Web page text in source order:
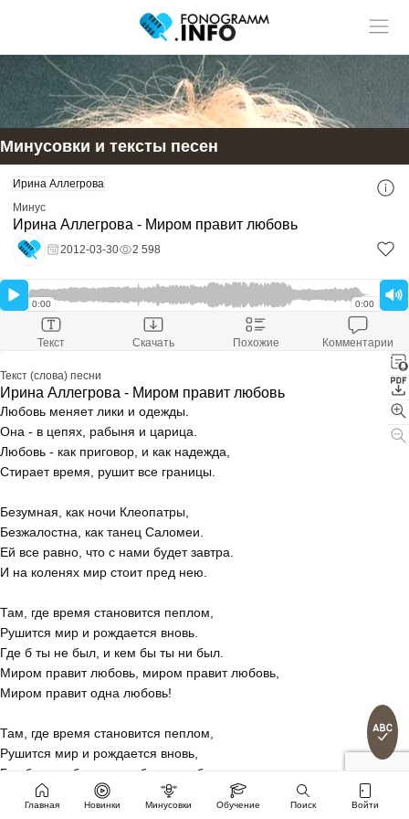
Главная Новинки Минусовки Обучение Поиск Войти
Учитель музыки?
У нас
твои ученики!
Размещай
статьи и видео в разделе "Обучение"
Минусовки и тексты песен
Ирина Аллегрова
Минус
Ирина Аллегрова - Миром правит любовь
2012-03-30 2 598
0:00 0:00
Текст Скачать Похожие Комментарии
Текст (слова) песни
Ирина Аллегрова - Миром правит любовь
Любовь меняет лики и одежды.
Она - в цепях, рабыня и царица.
Любовь - как приговор, и как надежда,
Стирает время, рушит все границы.
Безумная, как ночи Клеопатры,
Безжалостна, как танец Саломеи.
Ей все равно, что с нами будет завтра.
И на коленях мир стоит пред нею.
Там, где время становится пеплом,
Рушится мир и рождается вновь.
Где б ты не был, и кем бы ты ни был.
Миром правит любовь, миром правит любовь,
Миром правит одна любовь!
Там, где время становится пеплом,
Рушится мир и рождается вновь,
Где б ты не был, и кем бы ты ни был.
Миром правит любовь, миром правит любовь,
Миром правит одна любовь!
Скачать минусовку
Ирина Аллегрова - Миром правит любовь
Скачали:2 598
Размер файла:
Расширение файла:mp3
Скачать минус
Оставить комментарий